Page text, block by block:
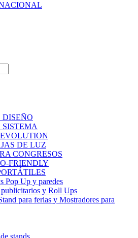
DISEÑO
SISTEMA
DE LUZ
CONGRESOS
FRIENDLY
Pop Up y paredes
y Roll Ups
para ferias y Mostradores para
stands